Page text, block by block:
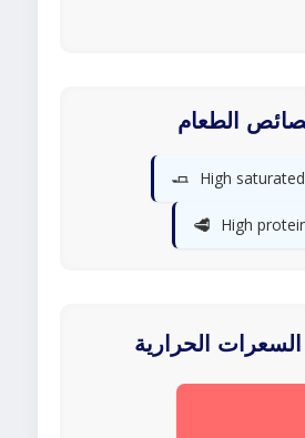
الطعام
🧈 High
🥩 High
الحرارية